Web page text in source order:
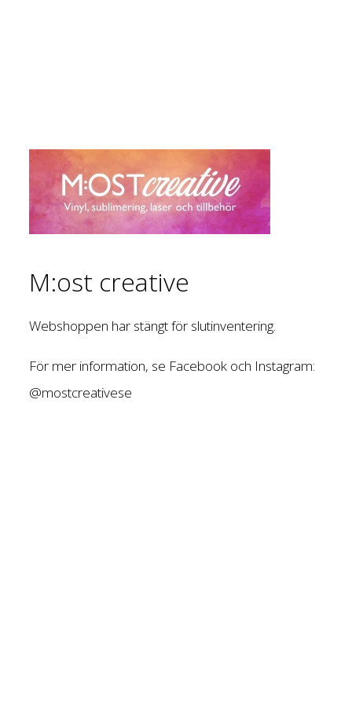
M:ost creative
Webshoppen har stängt för slutinventering.
För mer information, se Facebook och Instagram:
@mostcreativese